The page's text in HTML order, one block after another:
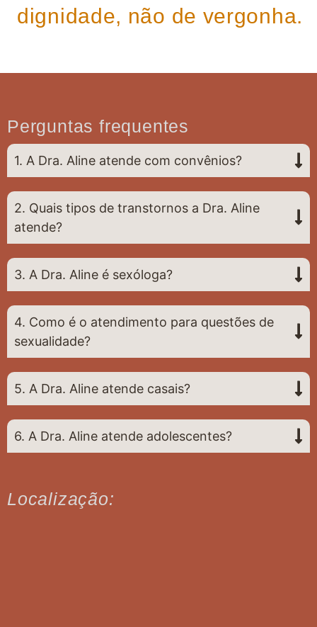
dignidade, não de vergonha.
Perguntas frequentes
1. A Dra. Aline atende com convênios?
2. Quais tipos de transtornos a Dra. Aline
atende?
3. A Dra. Aline é sexóloga?
4. Como é o atendimento para questões de
sexualidade?
5. A Dra. Aline atende casais?
6. A Dra. Aline atende adolescentes?
Localização: